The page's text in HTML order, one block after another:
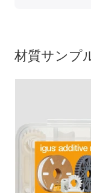
材質サンプ